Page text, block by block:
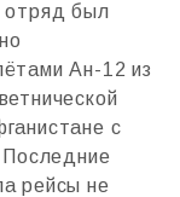
отряд был
Ан-12 из
с
Последние
рейсы не